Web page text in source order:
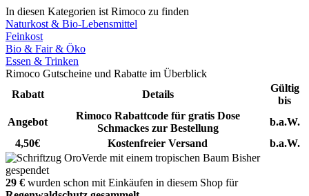
In diesen Kategorien ist Rimoco zu finden
Naturkost & Bio-Lebensmittel
Feinkost
Bio & Fair & Öko
Essen & Trinken
Rimoco Gutscheine und Rabatte im Überblick
Rabatt
Details
Gültig
bis
Angebot
Rimoco Rabattcode für gratis Dose
Schmackes zur Bestellung
b.a.W.
4,50€
Kostenfreier Versand
b.a.W.
Bisher
gespendet
29 € wurden schon mit Einkäufen in diesem Shop für